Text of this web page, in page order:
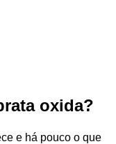
oxida?
e há pouco o que